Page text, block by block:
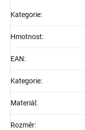
Kategorie:
Hmotnost:
EAN:
Kategorie:
Materiál :
Rozměr: